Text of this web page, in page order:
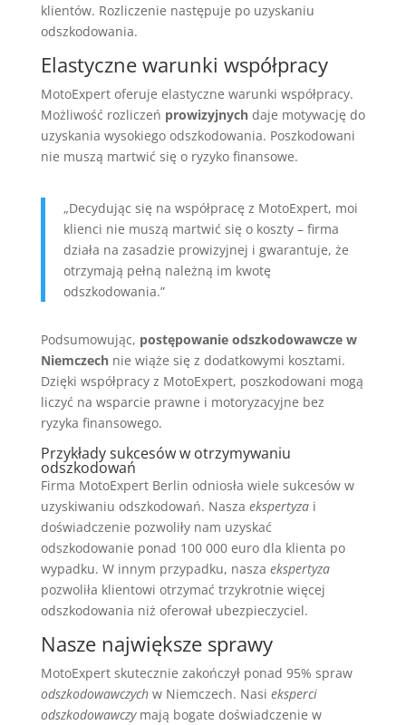
klientów. Rozliczenie następuje po uzyskaniu
odszkodowania.
Elastyczne warunki współpracy
MotoExpert oferuje elastyczne warunki współpracy.
Możliwość rozliczeń prowizyjnychdaje motywację do
uzyskania wysokiego odszkodowania. Poszkodowani
nie muszą martwić się o ryzyko finansowe.
„Decydując się na współpracę z MotoExpert, moi
klienci nie muszą martwić się o koszty – firma
działa na zasadzie prowizyjnej i gwarantuje, że
otrzymają pełną należną im kwotę
odszkodowania.”
Podsumowując, postępowanie odszkodowawcze w
Niemczechnie wiąże się z dodatkowymi kosztami.
Dzięki współpracy z MotoExpert, poszkodowani mogą
liczyć na wsparcie prawne i motoryzacyjne bez
ryzyka finansowego.
Przykłady sukcesów w otrzymywaniu
odszkodowań
Firma MotoExpert Berlin odniosła wiele sukcesów w
uzyskiwaniu odszkodowań. Nasza ekspertyzai
doświadczenie pozwoliły nam uzyskać
odszkodowanie ponad 100 000 euro dla klienta po
wypadku. W innym przypadku, nasza ekspertyza
pozwoliła klientowi otrzymać trzykrotnie więcej
odszkodowania niż oferował ubezpieczyciel.
Nasze największe sprawy
MotoExpert skutecznie zakończył ponad 95% spraw
odszkodowawczychw Niemczech. Nasi eksperci
odszkodowawczymają bogate doświadczenie w